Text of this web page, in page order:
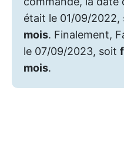
était le 01/09/2022,
mois. Finalement,
le 07/09/2023, soit
mois.